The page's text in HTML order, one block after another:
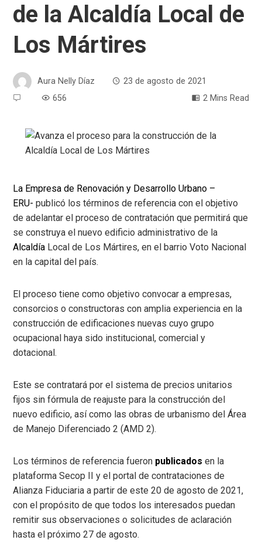
de la Alcaldía Local de
Los Mártires
Aura Nelly Díaz
23 de agosto de 2021
656
2 Mins Read
La Empresa de Renovación y Desarrollo Urbano –
ERU- publicó los términos de referencia con el objetivo
de adelantar el proceso de contratación que permitirá que
se construya el nuevo edificio administrativo de la
Alcaldía Local de Los Mártires, en el barrio Voto Nacional
en la capital del país.
El proceso tiene como objetivo convocar a empresas,
consorcios o constructoras con amplia experiencia en la
construcción de edificaciones nuevas cuyo grupo
ocupacional haya sido institucional, comercial y
dotacional.
Este se contratará por el sistema de precios unitarios
fijos sin fórmula de reajuste para la construcción del
nuevo edificio, así como las obras de urbanismo del Área
de Manejo Diferenciado 2 (AMD 2).
Los términos de referencia fueron publicadosen la
plataforma Secop II y el portal de contrataciones de
Alianza Fiduciaria a partir de este 20 de agosto de 2021,
con el propósito de que todos los interesados puedan
remitir sus observaciones o solicitudes de aclaración
hasta el próximo 27 de agosto.